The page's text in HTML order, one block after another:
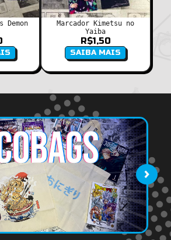
Demon
Marcador Kimetsu no
Yaiba
R$1,50
SAIBA MAIS
›